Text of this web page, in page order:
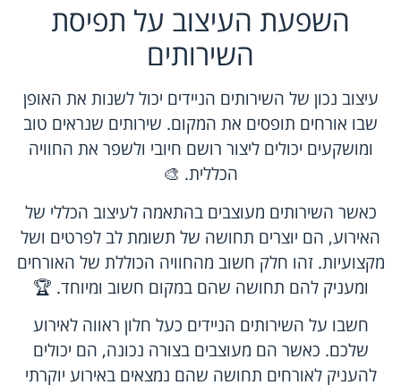
השפעת העיצוב על תפיסת
השירותים
עיצוב נכון של השירותים הניידים יכול לשנות את האופן
שבו אורחים תופסים את המקום. שירותים שנראים טוב
ומושקעים יכולים ליצור רושם חיובי ולשפר את החוויה
הכללית. 🎨
כאשר השירותים מעוצבים בהתאמה לעיצוב הכללי של
האירוע, הם יוצרים תחושה של תשומת לב לפרטים ושל
מקצועיות. זהו חלק חשוב מהחוויה הכוללת של האורחים
ומעניק להם תחושה שהם במקום חשוב ומיוחד. 🏆
חשבו על השירותים הניידים כעל חלון ראווה לאירוע
שלכם. כאשר הם מעוצבים בצורה נכונה, הם יכולים
להעניק לאורחים תחושה שהם נמצאים באירוע יוקרתי